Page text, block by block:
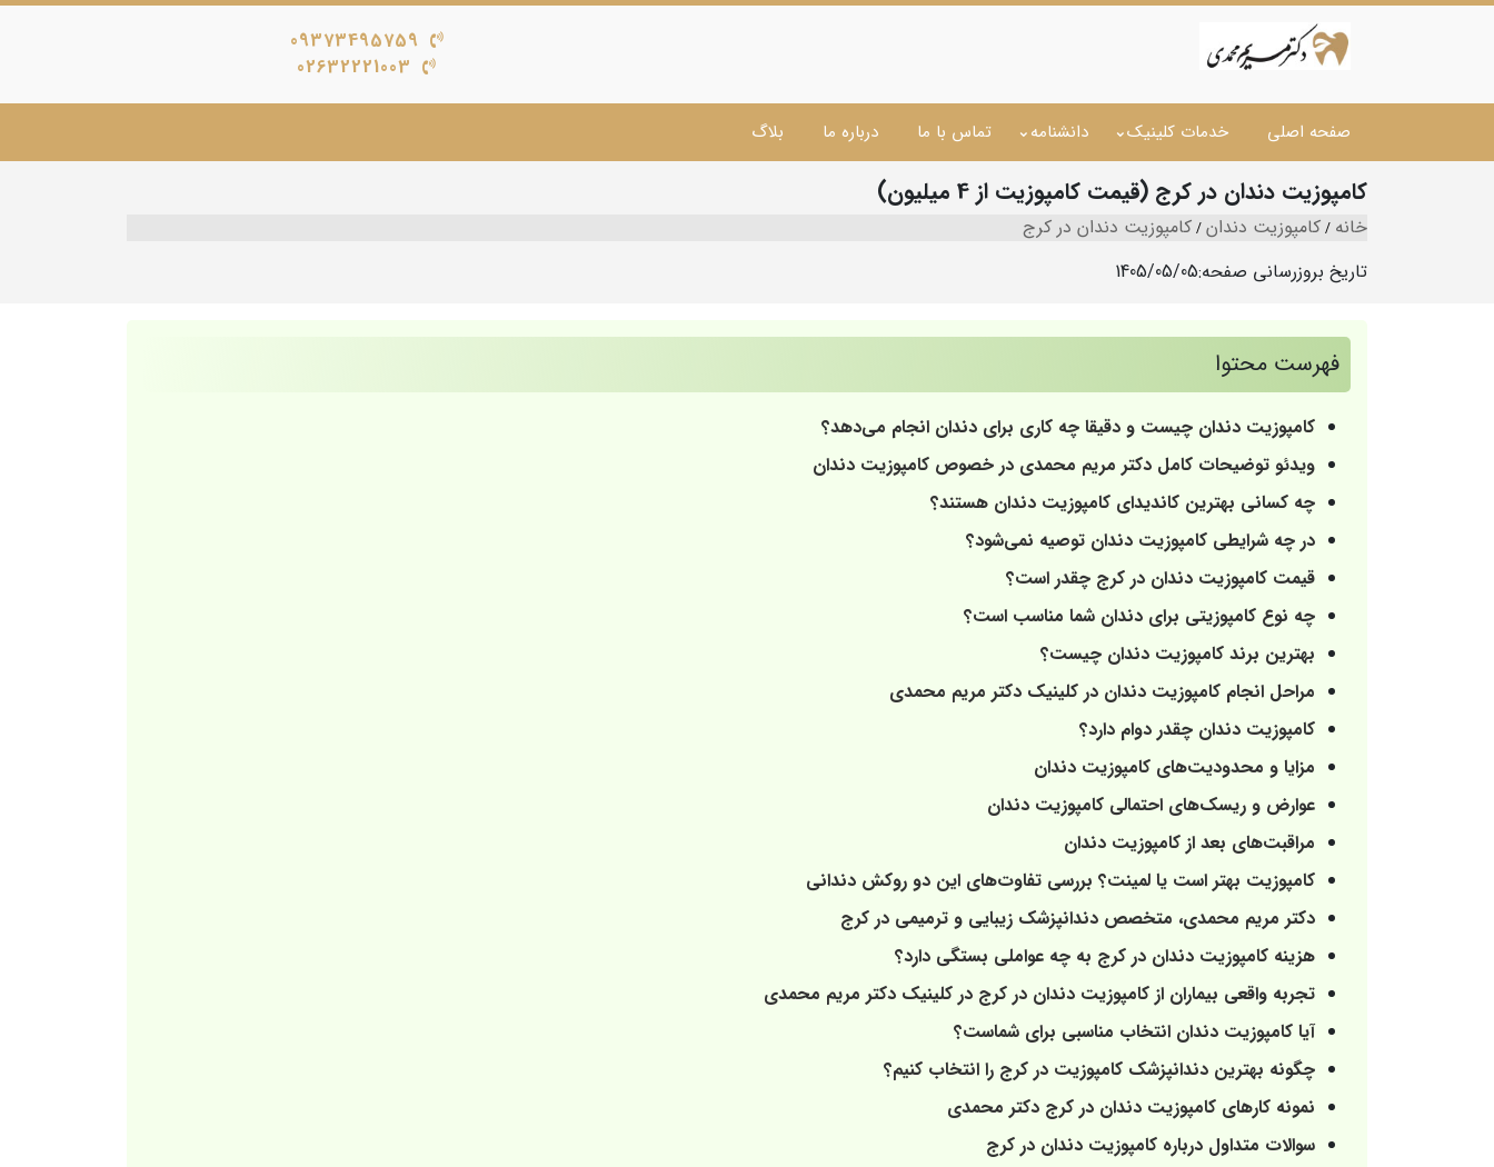
09373495759
02632221003
صفحه اصلی خدمات کلینیک دانشنامه تماس با ما درباره ما بلاگ
کامپوزیت دندان در کرج (قیمت کامپوزیت از 4 میلیون)
خانه کامپوزیت دندان کامپوزیت دندان در کرج
تاریخ بروزرسانی صفحه:1405/05/05
فهرست محتوا
کامپوزیت دندان چیست و دقیقا چه کاری برای دندان انجام می‌دهد؟
ویدئو توضیحات کامل دکتر مریم محمدی در خصوص کامپوزیت دندان
چه کسانی بهترین کاندیدای کامپوزیت دندان هستند؟
در چه شرایطی کامپوزیت دندان توصیه نمی‌شود؟
قیمت کامپوزیت دندان در کرج چقدر است؟
چه نوع کامپوزیتی برای دندان شما مناسب است؟
بهترین برند کامپوزیت دندان چیست؟
مراحل انجام کامپوزیت دندان در کلینیک دکتر مریم محمدی
کامپوزیت دندان چقدر دوام دارد؟
مزایا و محدودیت‌های کامپوزیت دندان
عوارض و ریسک‌های احتمالی کامپوزیت دندان
مراقبت‌های بعد از کامپوزیت دندان
کامپوزیت بهتر است یا لمینت؟ بررسی تفاوت‌های این دو روکش دندانی
دکتر مریم محمدی، متخصص دندانپزشک زیبایی و ترمیمی در کرج
هزینه کامپوزیت دندان در کرج به چه عواملی بستگی دارد؟
تجربه واقعی بیماران از کامپوزیت دندان در کرج در کلینیک دکتر مریم محمدی
آیا کامپوزیت دندان انتخاب مناسبی برای شماست؟
چگونه بهترین دندانپزشک کامپوزیت در کرج را انتخاب کنیم؟
نمونه کارهای کامپوزیت دندان در کرج دکتر محمدی
سوالات متداول درباره کامپوزیت دندان در کرج